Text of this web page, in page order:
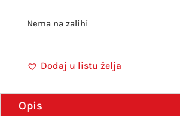
Nema na zalihi
Dodaj u listu želja
Opis